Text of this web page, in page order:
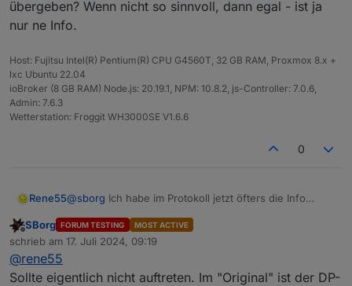
Firmware dann ist die immer noch bei dem alten
Stand. Siehe Bilder.
kann ich nicht für jede Version machen und "mein"
lokales Script ließt täglich nur die Easyweather-Version
Wenn sich dann der Inhalt von
https://github.com/SBorg2014/WLAN-
Wetterstation/blob/master/firmware.versionvon deiner
Version unterscheidet --> Meldung neue Firmware
(oder ich) nicht noch was zaubern kann. Per Hand
zumindest auf keinen Fall, ich komme so schon nicht
passende Station oder Gateway habe.
übergeben? Wenn nicht so sinnvoll, dann egal - ist ja
nur ne Info.
Host: Fujitsu Intel(R) Pentium(R) CPU G4560T, 32 GB RAM, Proxmox 8.x +
lxc Ubuntu 22.04
ioBroker (8 GB RAM) Node.js: 20.19.1, NPM: 10.8.2, js-Controller: 7.0.6,
Admin: 7.6.3
Wetterstation: Froggit WH3000SE V1.6.6
0
Rene55@sborg Ich habe im Protokoll jetzt öfters die Info
"0_userdata.0.Wetterstation.Info.Hitzeindex" has to be
type "number" but received type "string"" .
übergeben? Wenn nicht so sinnvoll, dann egal - ist ja
Offline
SBorg FORUM TESTING MOST ACTIVE
schrieb am 17. Juli 2024, 09:19
zuletzt editiert von
@rene55
Sollte eigentlich nicht auftreten. Im "Original" ist der DP-